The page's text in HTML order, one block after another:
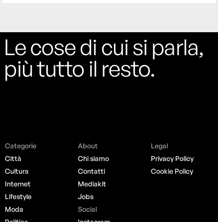
Le cose di cui si parla,
più tutto il resto.
Categorie
Città
Cultura
Internet
Lifestyle
Moda
About
Chi siamo
Contatti
Mediakit
Jobs
Social
Legal
Privacy Policy
Cookie Policy